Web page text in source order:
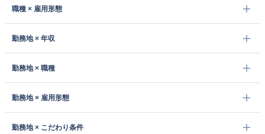
職種 × 雇用形態
勤務地 × 年収
勤務地 × 職種
勤務地 × 雇用形態
勤務地 × こだわり条件